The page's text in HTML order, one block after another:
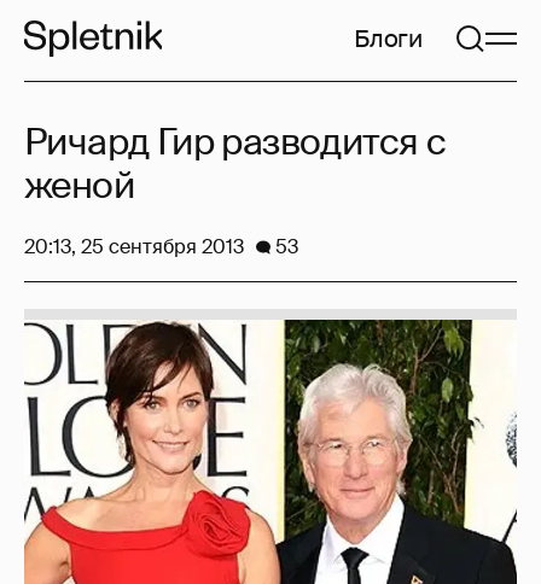
Блоги
Ричард Гир разводится с
женой
20:13, 25 сентября 2013 53